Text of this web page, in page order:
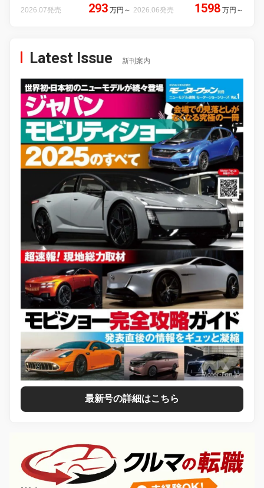
2026.07発売 293 万円 ～ 2026.06発売 1598 万円 ～
Latest Issue 新刊案内
最新号の詳細はこちら